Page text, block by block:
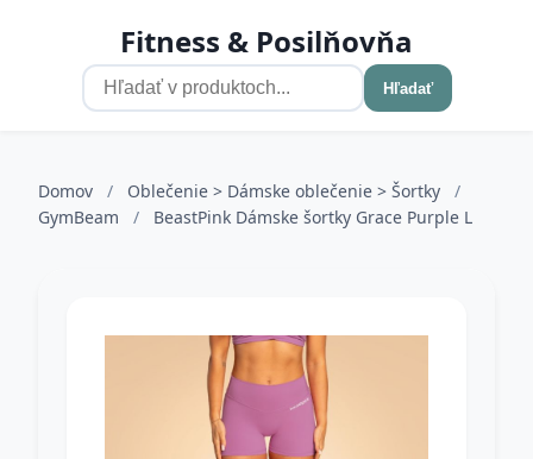
Fitness & Posilňovňa
Hľadať
Domov / Oblečenie > Dámske oblečenie > Šortky
/
GymBeam
/ BeastPink Dámske šortky Grace Purple L